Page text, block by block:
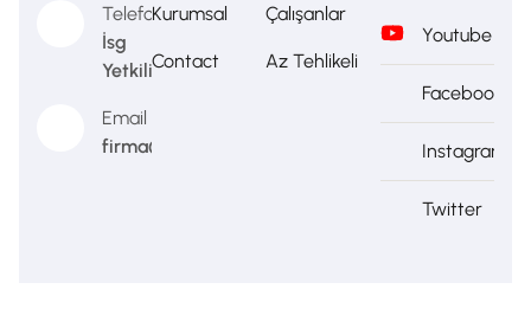
Telefon
İsg
Yetkilisi
Email
firma@firma.com
Kurumsal
Contact
Çalışanlar
Az Tehlikeli
Youtube
Facebook
Instagram
Twitter